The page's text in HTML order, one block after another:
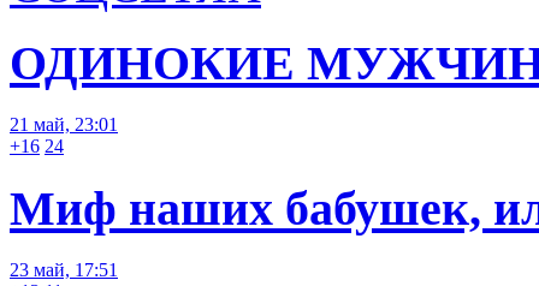
ОДИНОКИЕ
21 май, 23:01
+16 24
Миф наших бабушек,
23 май, 17:51